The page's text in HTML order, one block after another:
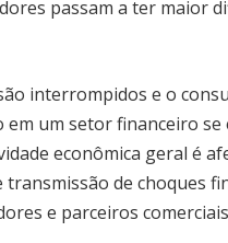
passam a ter maior
interrompidos e o
um setor financeiro
econômica geral é
de choques
e parceiros